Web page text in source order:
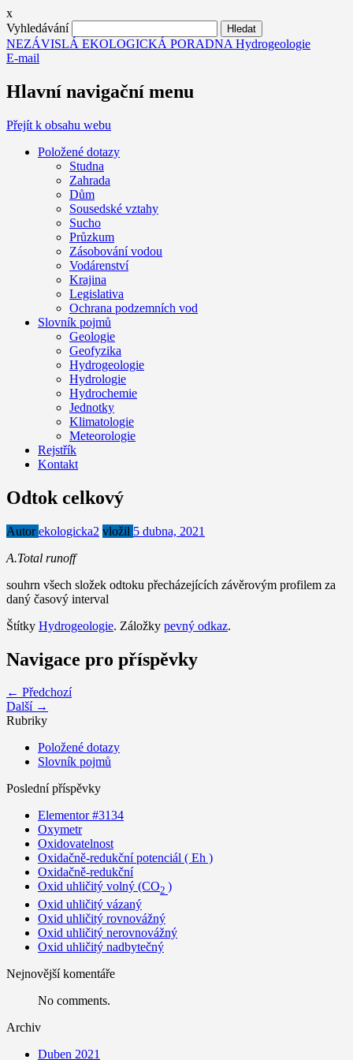
x
Vyhledávání
NEZÁVISLÁ EKOLOGICKÁ PORADNA Hydrogeologie
E-mail
Hlavní navigační menu
Přejít k obsahu webu
Položené dotazy
Studna
Zahrada
Dům
Sousedské vztahy
Sucho
Průzkum
Zásobování vodou
Vodárenství
Krajina
Legislativa
Ochrana podzemních vod
Slovník pojmů
Geologie
Geofyzika
Hydrogeologie
Hydrologie
Hydrochemie
Jednotky
Klimatologie
Meteorologie
Rejstřík
Kontakt
Odtok celkový
Autorekologicka2 vložil 5 dubna, 2021
A.Total runoff
souhrn všech složek odtoku přecházejících závěrovým profilem za
daný časový interval
Štítky Hydrogeologie. Záložky pevný odkaz.
Navigace pro příspěvky
← Předchozí
Další →
Rubriky
Položené dotazy
Slovník pojmů
Poslední příspěvky
Elementor #3134
Oxymetr
Oxidovatelnost
Oxidačně-redukční potenciál ( Eh )
Oxidačně-redukční
Oxid uhličitý volný (CO2 )
Oxid uhličitý vázaný
Oxid uhličitý rovnovážný
Oxid uhličitý nerovnovážný
Oxid uhličitý nadbytečný
Nejnovější komentáře
No comments.
Archiv
Duben 2021